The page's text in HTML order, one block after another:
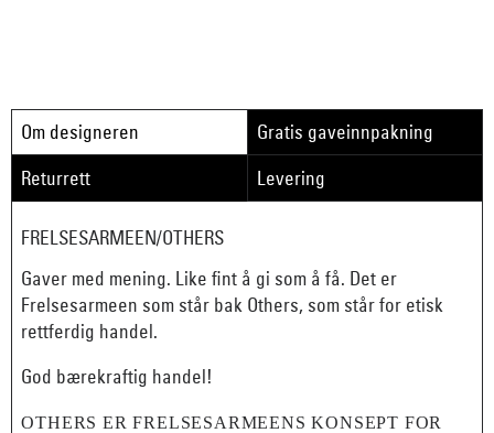
Om designeren
Gratis gaveinnpakning
Returrett
Levering
FRELSESARMEEN/OTHERS
Gaver med mening. Like fint å gi som å få. Det er
Frelsesarmeen som står bak Others, som står for etisk
rettferdig handel.
God bærekraftig handel!
OTHERS ER FRELSESARMEENS KONSEPT FOR